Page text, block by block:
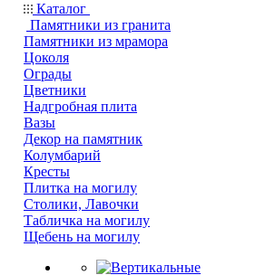
Каталог
Памятники из гранита
Памятники из мрамора
Цоколя
Ограды
Цветники
Надгробная плита
Вазы
Декор на памятник
Колумбарий
Кресты
Плитка на могилу
Столики, Лавочки
Табличка на могилу
Щебень на могилу